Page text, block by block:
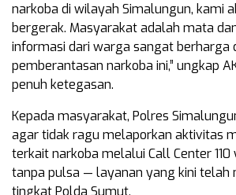
narkoba di wilayah Simalungun, kami
bergerak. Masyarakat adalah mata
informasi dari warga sangat berharga
pemberantasan narkoba ini,” ungkap
penuh ketegasan.
Kepada masyarakat, Polres
agar tidak ragu melaporkan aktivitas
terkait narkoba melalui Call Center
tanpa pulsa — layanan yang kini telah